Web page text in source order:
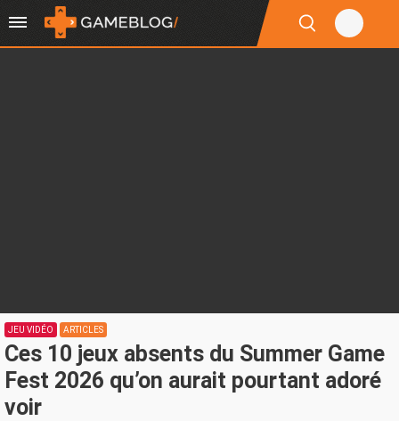
JEU VIDÉO ARTICLES
Ces 10 jeux absents du Summer Game
Fest 2026 qu’on aurait pourtant adoré
voir